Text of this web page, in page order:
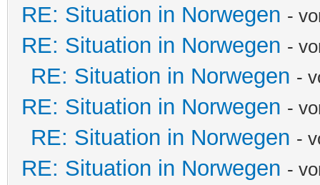
RE: Situation in Norwegen -
RE: Situation in Norwegen -
RE: Situation in Norwegen -
RE: Situation in Norwegen -
RE: Situation in Norwegen -
RE: Situation in Norwegen -